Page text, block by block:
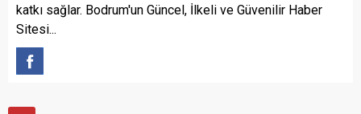
katkı sağlar. Bodrum'un Güncel, İlkeli ve Güvenilir Haber
Sitesi...